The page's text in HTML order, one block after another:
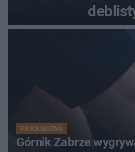
PIŁKA NOŻNA
Górnik Zabrze